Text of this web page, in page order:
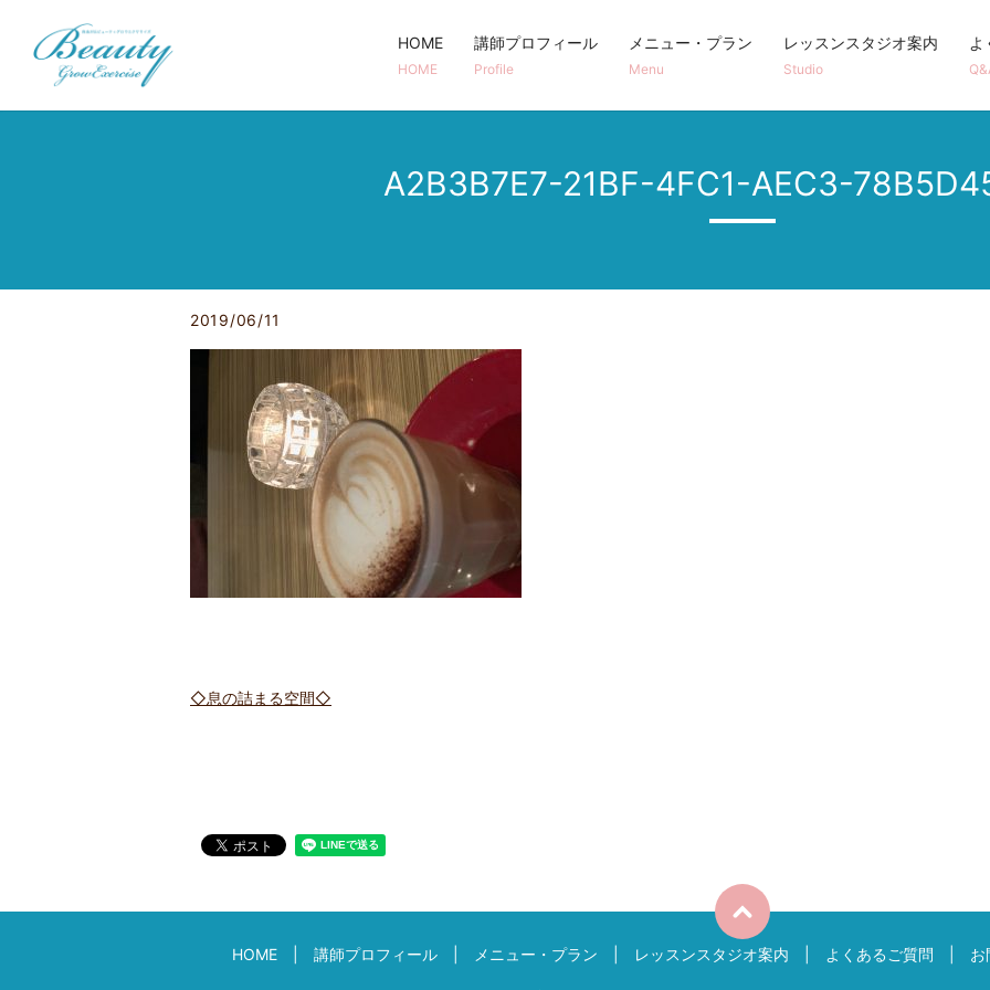
HOME
HOME
講師プロフィール
Profile
メニュー・プラン
Menu
レッスンスタジオ案内
Studio
よ
A2B3B7E7-21BF-4FC1-AEC3-
2019/06/11
◇息の詰まる空間◇
HOME 講師プロフィール メニュー・プラン レッスンスタジオ案内 よくあるご質問 お